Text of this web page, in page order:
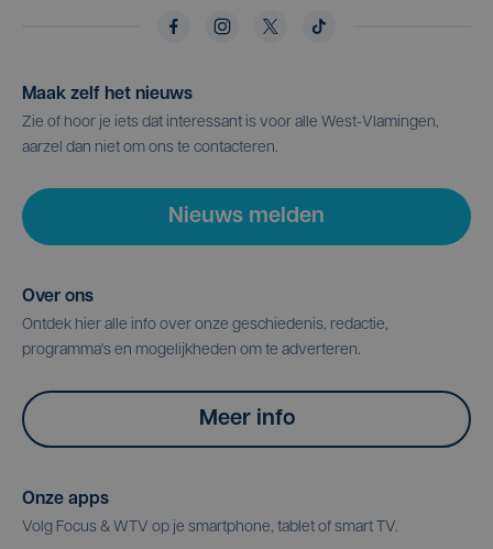
Maak zelf het nieuws
Zie of hoor je iets dat interessant is voor alle West-Vlamingen,
aarzel dan niet om ons te contacteren.
Nieuws melden
Over ons
Ontdek hier alle info over onze geschiedenis, redactie,
programma's en mogelijkheden om te adverteren.
Meer info
Onze apps
Volg Focus & WTV op je smartphone, tablet of smart TV.